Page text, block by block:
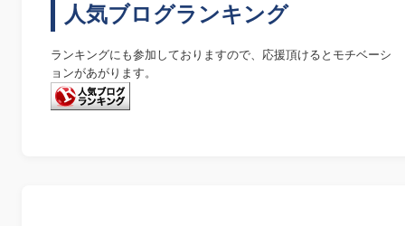
人気ブログランキング
ランキングにも参加しておりますので、応援頂けるとモチベーシ
ョンがあがります。